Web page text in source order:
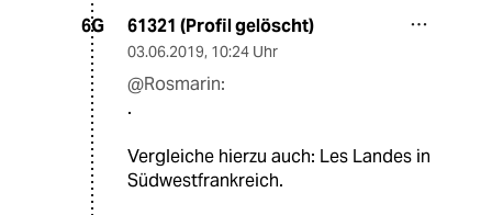
6G 61321 (Profil gelöscht)
03.06.2019, 10:24 Uhr
@Rosmarin:
.
Vergleiche hierzu auch: Les Landes in
Südwestfrankreich.